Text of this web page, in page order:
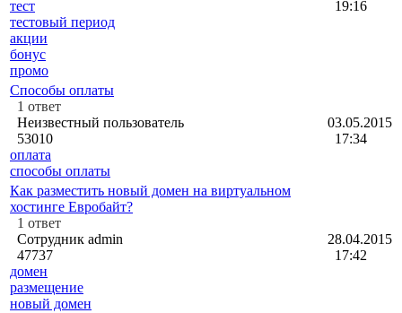
тест
тестовый период
акции
бонус
промо
19:16
Способы оплаты
1 ответ
Неизвестный пользователь
53010
оплата
способы оплаты
03.05.2015
17:34
Как разместить новый домен на виртуальном
хостинге Евробайт?
1 ответ
Сотрудник admin
47737
домен
размещение
новый домен
28.04.2015
17:42